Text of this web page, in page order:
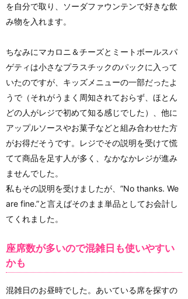
を自分で取り、ソーダファウンテンで好きな飲
み物を入れます。
ちなみにマカロニ＆チーズとミートボールスパ
ゲティは小さなプラスチックのパックに入って
いたのですが、キッズメニューの一部だったよ
うで（それがうまく周知されておらず、ほとん
どの人がレジで初めて知る感じでした）、他に
アップルソースやお菓子などと組み合わせた方
がお得だそうです。レジでその説明を受けて慌
てて商品を足す人が多く、なかなかレジが進み
ませんでした。
私もその説明を受けましたが、”No thanks. We
are fine.”と言えばそのまま単品としてお会計し
てくれました。
座席数が多いので混雑日も使いやすい
かも
混雑日のお昼時でした。あいている席を探すの